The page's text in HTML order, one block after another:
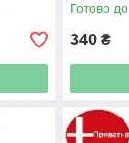
Готово
340 ₴